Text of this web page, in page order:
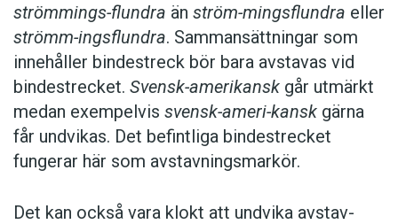
strömmings-flundra än ström-mingsflundra eller
strömm-ingsflundra. Sammansättningar som
innehåller bindestreck bör bara avstavas vid
bindestrecket. Svensk-amerikansk går utmärkt
medan exempelvis svensk-ameri-kansk gärna
får undvikas. Det befintliga bindestrecket
fungerar här som avstavningsmarkör.
Det kan också vara klokt att undvika avstav­